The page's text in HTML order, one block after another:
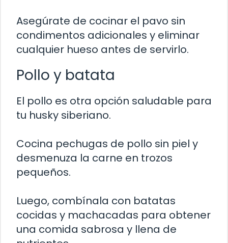
Asegúrate de cocinar el pavo sin
condimentos adicionales y eliminar
cualquier hueso antes de servirlo.
Pollo y batata
El pollo es otra opción saludable para
tu husky siberiano.
Cocina pechugas de pollo sin piel y
desmenuza la carne en trozos
pequeños.
Luego, combínala con batatas
cocidas y machacadas para obtener
una comida sabrosa y llena de